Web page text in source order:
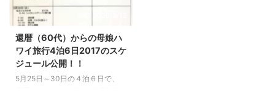
トで浮き輪は安く売っているの
で、現地で買ってもいいかもしれ
ドもビーチのところでレンタルで
きます。 海は浅いところは浅い
ですが、深いところは深いです。
透明度が高いので、深そうに見え
還暦（60代）からの母娘ハ
ワイ旅行4泊6日2017のスケ
ジュール公開！！
5月25日～30日の４泊６日で、